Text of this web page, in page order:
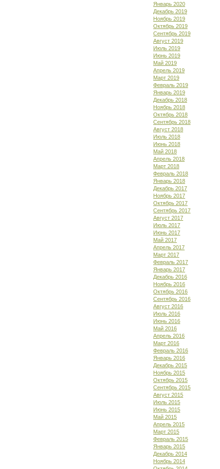
Январь 2020
Декабрь 2019
Ноябрь 2019
Октябрь 2019
Сентябрь 2019
Август 2019
Июль 2019
Июнь 2019
Май 2019
Апрель 2019
Март 2019
Февраль 2019
Январь 2019
Декабрь 2018
Ноябрь 2018
Октябрь 2018
Сентябрь 2018
Август 2018
Июль 2018
Июнь 2018
Май 2018
Апрель 2018
Март 2018
Февраль 2018
Январь 2018
Декабрь 2017
Ноябрь 2017
Октябрь 2017
Сентябрь 2017
Август 2017
Июль 2017
Июнь 2017
Май 2017
Апрель 2017
Март 2017
Февраль 2017
Январь 2017
Декабрь 2016
Ноябрь 2016
Октябрь 2016
Сентябрь 2016
Август 2016
Июль 2016
Июнь 2016
Май 2016
Апрель 2016
Март 2016
Февраль 2016
Январь 2016
Декабрь 2015
Ноябрь 2015
Октябрь 2015
Сентябрь 2015
Август 2015
Июль 2015
Июнь 2015
Май 2015
Апрель 2015
Март 2015
Февраль 2015
Январь 2015
Декабрь 2014
Ноябрь 2014